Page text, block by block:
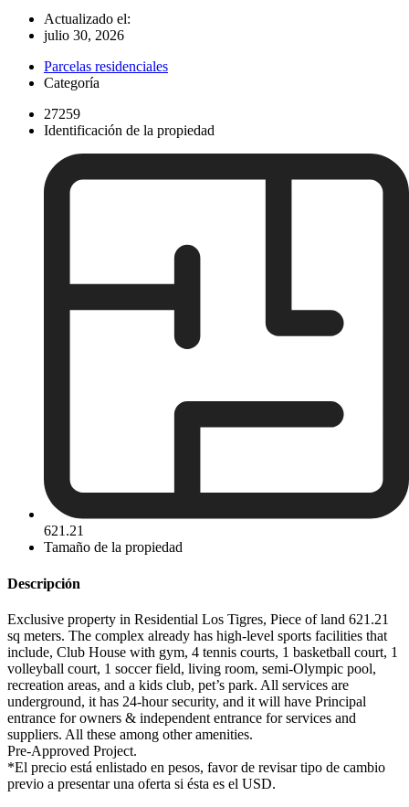
Actualizado el:
julio 30, 2026
Parcelas residenciales
Categoría
27259
Identificación de la propiedad
621.21
Tamaño de la propiedad
Descripción
Exclusive property in Residential Los Tigres, Piece of land 621.21
sq meters. The complex already has high-level sports facilities that
include, Club House with gym, 4 tennis courts, 1 basketball court, 1
volleyball court, 1 soccer field, living room, semi-Olympic pool,
recreation areas, and a kids club, pet’s park. All services are
underground, it has 24-hour security, and it will have Principal
entrance for owners & independent entrance for services and
suppliers. All these among other amenities.
Pre-Approved Project.
*El precio está enlistado en pesos, favor de revisar tipo de cambio
previo a presentar una oferta si ésta es el USD.